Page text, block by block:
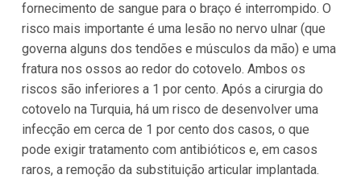
fornecimento de sangue para o braço é interrompido. O
risco mais importante é uma lesão no nervo ulnar (que
governa alguns dos tendões e músculos da mão) e uma
fratura nos ossos ao redor do cotovelo. Ambos os
riscos são inferiores a 1 por cento. Após a cirurgia do
cotovelo na Turquia, há um risco de desenvolver uma
infecção em cerca de 1 por cento dos casos, o que
pode exigir tratamento com antibióticos e, em casos
raros, a remoção da substituição articular implantada.